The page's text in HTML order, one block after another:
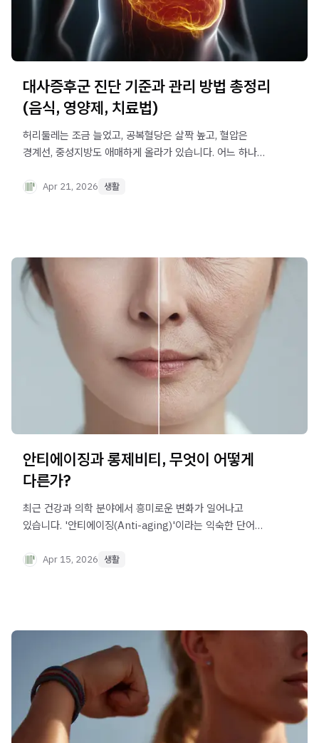
대사증후군 진단 기준과 관리 방법 총정리
(음식, 영양제, 치료법)
허리둘레는 조금 늘었고, 공복혈당은 살짝 높고, 혈압은
경계선, 중성지방도 애매하게 올라가 있습니다. 어느 하나
의심'이라는 문구가 적혀 있고, 담당 의사는 "생활습관을
Apr 21, 2026 생활
안티에이징과 롱제비티, 무엇이 어떻게
다른가?
최근 건강과 의학 분야에서 흥미로운 변화가 일어나고
있습니다. '안티에이징(Anti-aging)'이라는 익숙한 단어
시작한 겁니다. 우리가 나이 듦을 바라보는 관점 자체가
Apr 15, 2026 생활